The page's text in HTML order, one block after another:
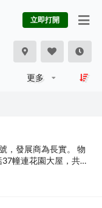
立即打開
更多
，發展商為長實。 物
幢連花園大屋，共提
賣，可能首推3房及4